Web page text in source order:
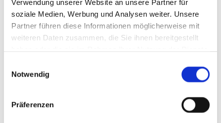
Verwendung unserer Website an unsere Partner für
soziale Medien, Werbung und Analysen weiter. Unsere
Partner führen diese Informationen möglicherweise mit
weiteren Daten zusammen, die Sie ihnen bereitgestellt
Notwendig
Präferenzen
Ort*